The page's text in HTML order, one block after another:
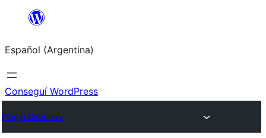
Saltar
contenido
Español (Argentina)
Conseguí WordPress
Plugin Directory